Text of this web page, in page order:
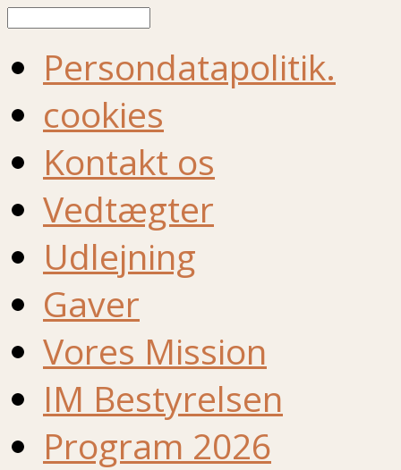
Persondatapolitik.
cookies
Kontakt os
Vedtægter
Udlejning
Gaver
Vores Mission
IM Bestyrelsen
Program 2026